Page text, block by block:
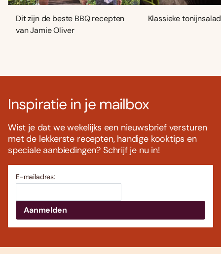
Dit zijn de beste BBQ recepten
van Jamie Oliver
Klassieke
Inspiratie in je mailbox
Wist je dat we wekelijks een nieuwsbrief versturen
met de lekkerste recepten, handige kooktips en
speciale aanbiedingen? Schrijf je nu in!
E-mailadres: